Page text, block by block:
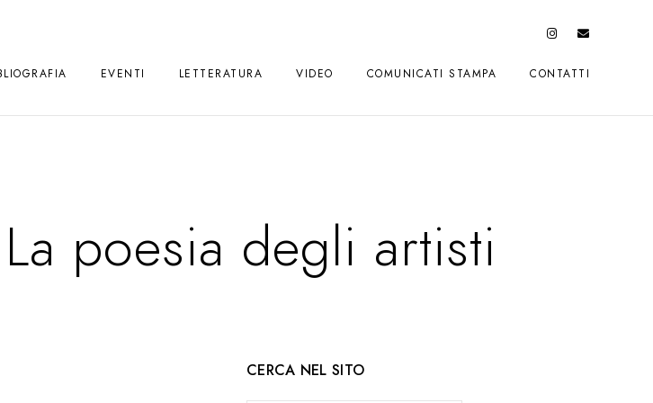
EVENTI LETTERATURA VIDEO COMUNICATI STAMPA CONTATTI
poesia degli artisti
CERCA NEL SITO